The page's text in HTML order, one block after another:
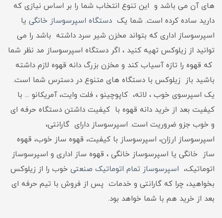
های آن می باشد و این تنوع انتخاب شما را بر اساس نیازی که
دارید ساده کرده است. شما یک دستگاه اسپرسوساز خانگی یا
اسپرسوساز اداری که بتواند مخزن شیر سرد داشته باشد را می
توانید از زیلوکس تهیه کنید ، اگر دستگاه اسپرسوساز مد نظر شما
که قهوه را تازه آسیاب کند و مخزن بزرگ دانه قهوه لازم داشته
باشید باز زیلوکس با دستگاه های متنوع در دسترس شما است.
یک اسپرسوی خوب ، لاته، کاپوچینو ، فلت وایت، آمریکانو ... با
کیفیت بعد از خرید دانه قهوه با کیفیت داشتن دستگاه حرفه ای
و خوب جزو ضروریت است. اسپرسوساز دارای گارانتی،
اسپرسوساز ارزان، اسپرسوساز با کیفیت، قهوه ساز خوب، قهوه
ساز خانگی یا اسپرسوساز خانگی ، قهوه ساز اداری و اسپرسوساز
اتوماتیک، اسپرسوساز تمام اتوماتیک صنعتی خوب را از زیلوکس
بخواهید، چرا که گارانتی و خدمات پس از فروش با تیم حرفه ای
بعد از خرید هم با شما خواهد بود.